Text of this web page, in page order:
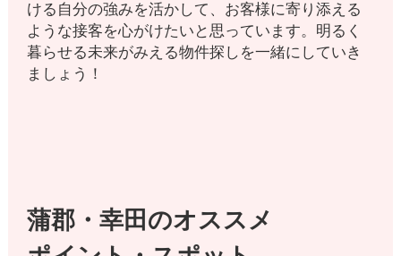
ける自分の強みを活かして、お客様に寄り添える
ような接客を心がけたいと思っています。明るく
暮らせる未来がみえる物件探しを一緒にしていき
ましょう！
蒲郡・幸田のオススメ